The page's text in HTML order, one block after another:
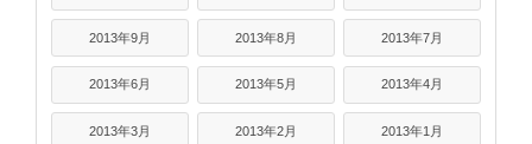
2013年9月 2013年8月 2013年7月
2013年6月 2013年5月 2013年4月
2013年3月 2013年2月 2013年1月